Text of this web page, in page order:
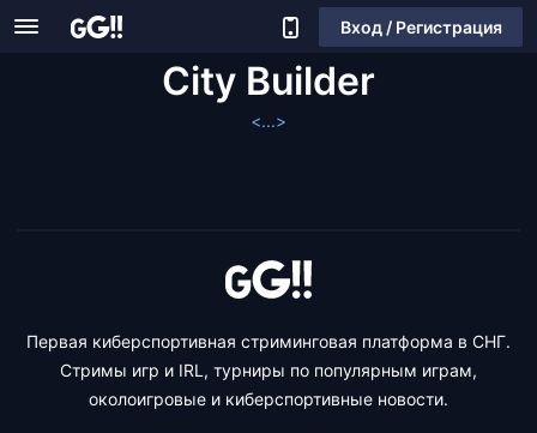
Вход / Регистрация
City Builder
<...>
Первая киберспортивная стриминговая платформа в СНГ.
Стримы игр и IRL, турниры по популярным играм,
околоигровые и киберспортивные новости.